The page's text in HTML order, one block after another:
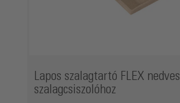
Lapos szalagtartó FLEX nedves
szalagcsiszolóhoz